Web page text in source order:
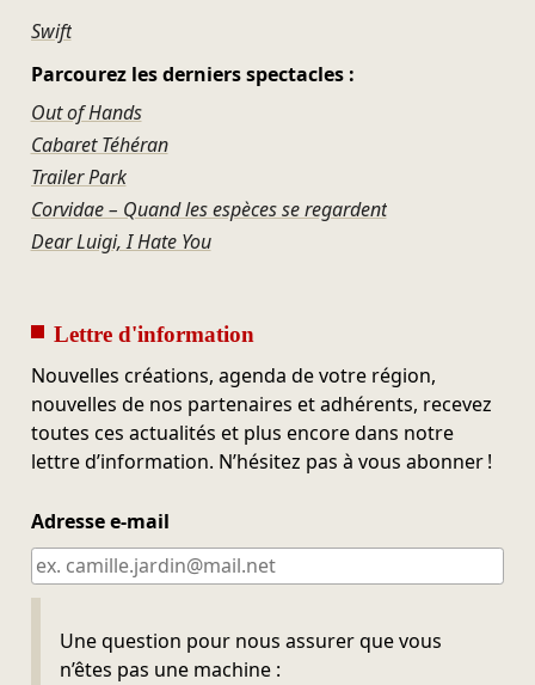
Swift
Parcourez les derniers spectacles :
Out of Hands
Cabaret Téhéran
Trailer Park
Corvidae – Quand les espèces se regardent
Dear Luigi, I Hate You
Lettre d'information
Nouvelles créations, agenda de votre région,
nouvelles de nos partenaires et adhérents, recevez
toutes ces actualités et plus encore dans notre
lettre d’information. N’hésitez pas à vous abonner !
Adresse e-mail
Une question pour nous assurer que vous
n’êtes pas une machine :
Ne pas remplir